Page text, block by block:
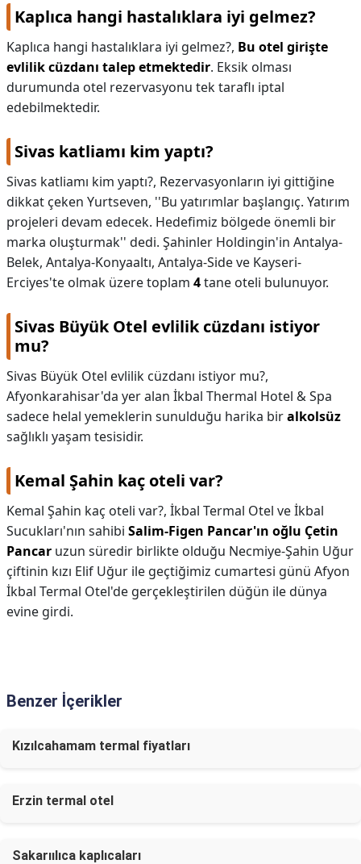
Kaplıca hangi hastalıklara iyi gelmez?
Kaplıca hangi hastalıklara iyi gelmez?, Bu otel girişte
evlilik cüzdanı talep etmektedir. Eksik olması
durumunda otel rezervasyonu tek taraflı iptal
edebilmektedir.
Sivas katliamı kim yaptı?
Sivas katliamı kim yaptı?, Rezervasyonların iyi gittiğine
dikkat çeken Yurtseven, ''Bu yatırımlar başlangıç. Yatırım
projeleri devam edecek. Hedefimiz bölgede önemli bir
marka oluşturmak'' dedi. Şahinler Holdingin'in Antalya-
Belek, Antalya-Konyaaltı, Antalya-Side ve Kayseri-
Erciyes'te olmak üzere toplam 4tane oteli bulunuyor.
Sivas Büyük Otel evlilik cüzdanı istiyor
mu?
Sivas Büyük Otel evlilik cüzdanı istiyor mu?,
Afyonkarahisar'da yer alan İkbal Thermal Hotel & Spa
sadece helal yemeklerin sunulduğu harika biralkolsüz
sağlıklı yaşam tesisidir.
Kemal Şahin kaç oteli var?
Kemal Şahin kaç oteli var?, İkbal Termal Otel ve İkbal
Sucukları'nın sahibi Salim-Figen Pancar'ın oğlu Çetin
Pancar uzun süredir birlikte olduğu Necmiye-Şahin Uğur
çiftinin kızı Elif Uğur ile geçtiğimiz cumartesi günü Afyon
İkbal Termal Otel'de gerçekleştirilen düğün ile dünya
evine girdi.
Benzer İçerikler
Kızılcahamam termal fiyatları
Erzin termal otel
Sakarıılıca kaplıcaları